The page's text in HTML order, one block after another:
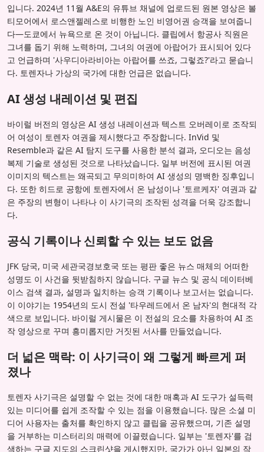
입니다. 2024년 11월 A&E의 유튜브 채널에 업로드된 원본 영상은 볼
티모어에서 로스앤젤레스로 비행한 노인 비영어권 승객을 보여줍니
다—도쿄에서 뉴욕으로 온 것이 아닙니다. 클립에서 항공사 직원은
그녀를 돕기 위해 노력하며, 그녀의 여권에 아랍어가 표시되어 있다
고 언급하며 '사우디아라비아는 아랍어를 쓰죠, 그렇죠?'라고 묻습니
다. 토렌자나 가상의 국가에 대한 언급은 없습니다.
AI 생성 내레이션 및 편집
바이럴 버전의 영상은 AI 생성 내레이션과 텍스트 오버레이로 조작되
어 여성이 토렌자 여권을 제시했다고 주장합니다. InVid 및
Resemble과 같은 AI 탐지 도구를 사용한 분석 결과, 오디오는 음성
복제 기술로 생성된 것으로 나타났습니다. 일부 버전에 표시된 여권
이미지의 텍스트는 왜곡되고 무의미하여 AI 생성의 명백한 징후입니
다. 또한 히드로 공항에 토렌자에서 온 남성이나 '토르케자' 여권과 같
은 주장의 변형이 나타나 이 사기극의 조작된 성격을 더욱 강조합니
다.
공식 기록이나 신뢰할 수 있는 보도 없음
JFK 당국, 미국 세관국경보호국 또는 평판 좋은 뉴스 매체의 어떠한
성명도 이 사건을 뒷받침하지 않습니다. 구글 뉴스 및 공식 데이터베
이스 검색 결과, 설명과 일치하는 승객 기록이나 보고서는 없습니다.
이 이야기는 1954년의 도시 전설 '타우레드에서 온 남자'의 현대적 각
색으로 보입니다. 바이럴 게시물은 이 전설의 요소를 차용하여 AI 조
작 영상으로 꾸며 흥미롭지만 거짓된 서사를 만들었습니다.
더 넓은 맥락: 이 사기극이 왜 그렇게 빠르게 퍼
졌나
토렌자 사기극은 설명할 수 없는 것에 대한 매혹과 AI 도구가 설득력
있는 미디어를 쉽게 조작할 수 있는 점을 이용했습니다. 많은 소셜 미
디어 사용자는 출처를 확인하지 않고 클립을 공유했으며, 기존 설명
을 거부하는 미스터리의 매력에 이끌렸습니다. 일부는 '토렌자'를 검
색하는 구글 지도의 스크린샷을 게시했지만, 국가가 아닌 일본의 작